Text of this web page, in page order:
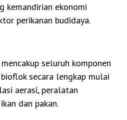
kemandirian ekonomi
perikanan budidaya.
seluruh komponen
secara lengkap mulai
aerasi, peralatan
dan pakan.